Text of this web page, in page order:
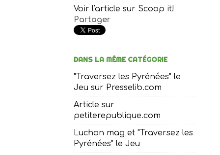
Voir l'article sur Scoop it!
Partager
DANS LA MÊME CATÉGORIE
"Traversez les Pyrénées" le
Jeu sur Presselib.com
Article sur
petiterepublique.com
Luchon mag et "Traversez les
Pyrénées" le Jeu